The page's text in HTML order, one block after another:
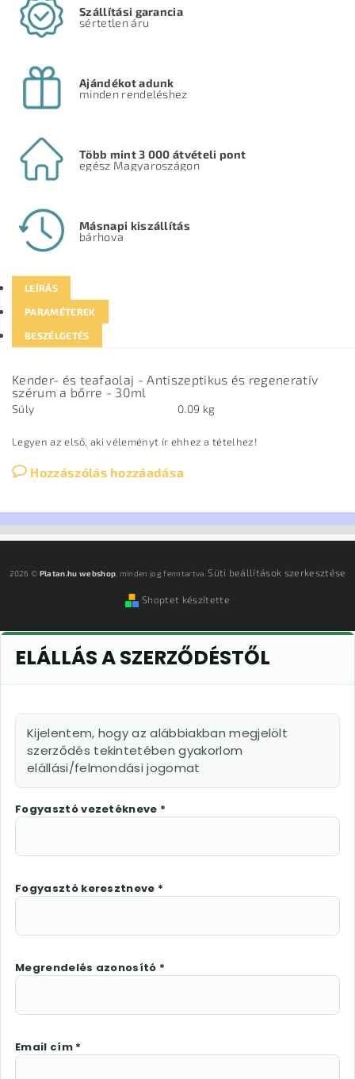
Szállítási garancia
sértetlen áru
Ajándékot adunk
minden rendeléshez
Több mint 3 000 átvételi pont
egész Magyaroszágon
Másnapi kiszállítás
bárhova
LEÍRÁS
PARAMÉTEREK
BESZÉLGETÉS
Kender- és teafaolaj - Antiszeptikus és regeneratív
szérum a bőrre - 30ml
Súly 0.09 kg
Legyen az első, aki véleményt ír ehhez a tételhez!
Hozzászólás hozzáadása
2026 © Platan.hu webshop , minden jog fenntartva.Süti beállítások szerkesztése
Shoptet készítette
ELÁLLÁS A SZERZŐDÉSTŐL
Kijelentem, hogy az alábbiakban megjelölt
szerződés tekintetében gyakorlom
elállási/felmondási jogomat
Fogyasztó vezetékneve *
Fogyasztó keresztneve *
Megrendelés azonosító *
Email cím *